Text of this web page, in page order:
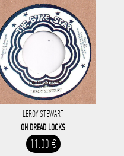
LEROY STEWART
OH DREAD LOCKS
11.00 €